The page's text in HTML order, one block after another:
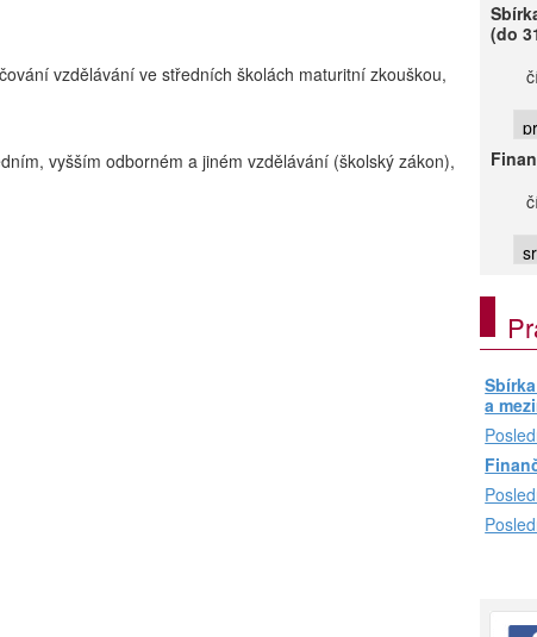
vzdělávání ve středních školách maturitní zkouškou,
vyšším odborném a jiném vzdělávání (školský zákon),
(do
a